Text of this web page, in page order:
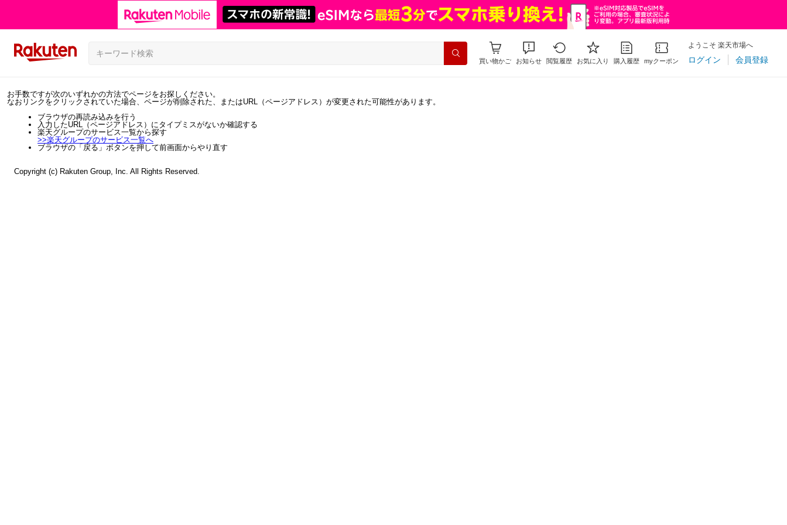
買い物かご お知らせ 閲覧履歴 お気に入り 購入履歴 myクーポン
ようこそ 楽天市場へ
ログイン 会員登録
お手数ですが次のいずれかの方法でページをお探しください。
なおリンクをクリックされていた場合、ページが削除された、またはURL（ページアドレス）が変更された可能性があります。
ブラウザの再読み込みを行う
入力したURL（ページアドレス）にタイプミスがないか確認する
楽天グループのサービス一覧から探す
>>楽天グループのサービス一覧へ
ブラウザの「戻る」ボタンを押して前画面からやり直す
Copyright (c) Rakuten Group, Inc. All Rights Reserved.